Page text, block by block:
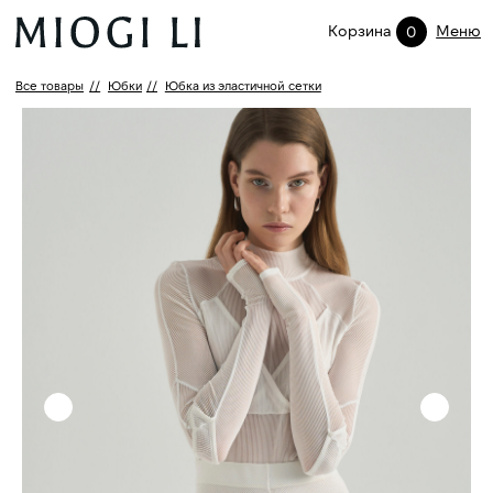
Подпишитесь и получите персональный
промокод 10% на первую покупку.
ПОДПИСАТЬСЯ
ПРОМОКОД НА ПЕРВЫЙ ЗАКАЗ
(X)